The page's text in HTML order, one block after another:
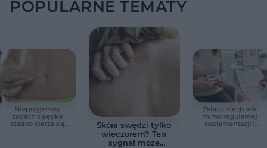
POPULARNE TEMATY
Nieprzyjemny
zapach z pępka
rzadko bierze się
Skóra swędzi tylko
wieczorem? Ten
sygnał może
Żelazo nie działa
mimo regularnej
suplementacji?